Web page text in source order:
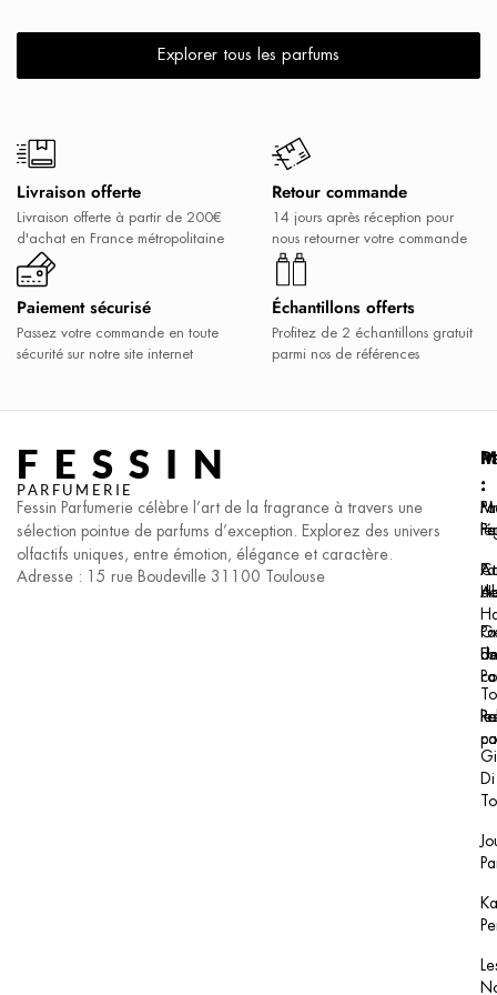
Explorer tous les parfums
Livraison offerte
Livraison offerte à partir de 200€
d'achat en France métropolitaine
Retour commande
14 jours après réception pour
nous retourner votre commande
Paiement sécurisé
Passez votre commande en toute
sécurité sur notre site internet
Échantillons offerts
Profitez de 2 échantillons gratuit
parmi nos de références
FESSIN
PARFUMERIE
Fessin Parfumerie célèbre l’art de la fragrance à travers une
sélection pointue de parfums d’exception. Explorez des univers
olfactifs uniques, entre émotion, élégance et caractère.
Adresse : 15 rue Boudeville 31100 Toulouse
::
Al
Di
: